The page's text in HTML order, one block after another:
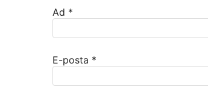
Ad *
E-posta *